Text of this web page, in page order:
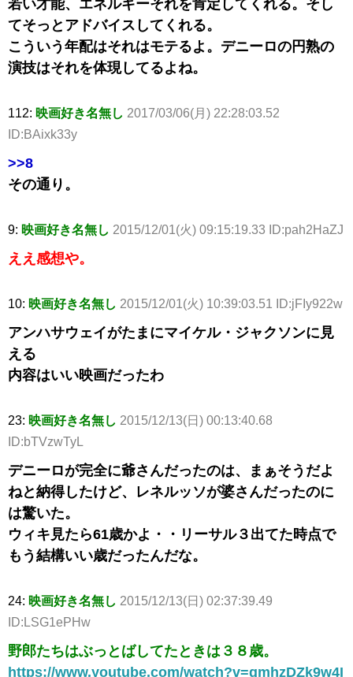
若い才能、エネルギーそれを肯定してくれる。そし
てそっとアドバイスしてくれる。
こういう年配はそれはモテるよ。デニーロの円熟の
演技はそれを体現してるよね。
112: 映画好き名無し 2017/03/06(月) 22:28:03.52
ID:BAixk33y
>>8
その通り。
9: 映画好き名無し 2015/12/01(火) 09:15:19.33 ID:pah2HaZJ
ええ感想や。
10: 映画好き名無し 2015/12/01(火) 10:39:03.51 ID:jFIy922w
アンハサウェイがたまにマイケル・ジャクソンに見
える
内容はいい映画だったわ
23: 映画好き名無し 2015/12/13(日) 00:13:40.68
ID:bTVzwTyL
デニーロが完全に爺さんだったのは、まぁそうだよ
ねと納得したけど、レネルッソが婆さんだったのに
は驚いた。
ウィキ見たら61歳かよ・・リーサル３出てた時点で
もう結構いい歳だったんだな。
24: 映画好き名無し 2015/12/13(日) 02:37:39.49
ID:LSG1ePHw
野郎たちはぶっとばしてたときは３８歳。
https://www.youtube.com/watch?v=qmhzDZk9w4I